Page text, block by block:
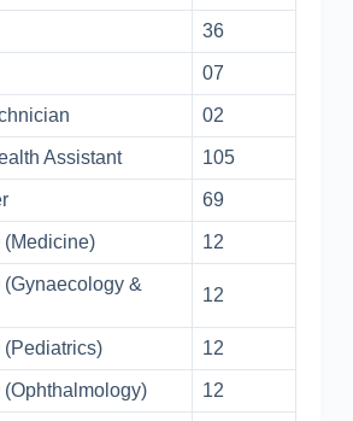
36
07
02
Assistant 105
69
(Medicine) 12
&
12
(Pediatrics) 12
12